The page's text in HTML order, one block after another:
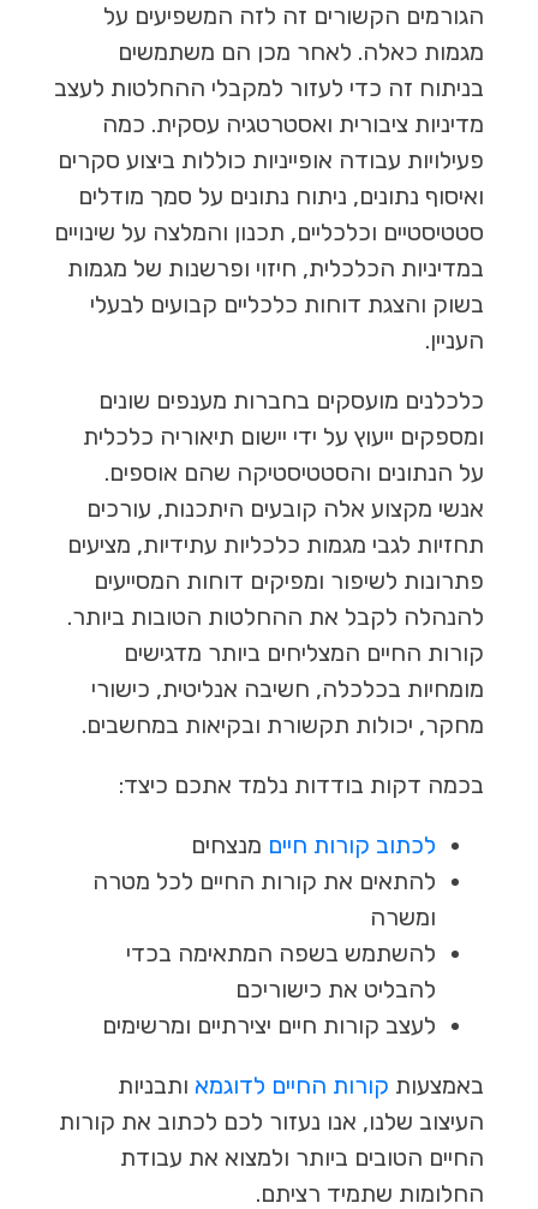
הגורמים הקשורים זה לזה המשפיעים על
מגמות כאלה. לאחר מכן הם משתמשים
בניתוח זה כדי לעזור למקבלי ההחלטות לעצב
מדיניות ציבורית ואסטרטגיה עסקית. כמה
פעילויות עבודה אופייניות כוללות ביצוע סקרים
ואיסוף נתונים, ניתוח נתונים על סמך מודלים
סטטיסטיים וכלכליים, תכנון והמלצה על שינויים
במדיניות הכלכלית, חיזוי ופרשנות של מגמות
בשוק והצגת דוחות כלכליים קבועים לבעלי
העניין.
כלכלנים מועסקים בחברות מענפים שונים
ומספקים ייעוץ על ידי יישום תיאוריה כלכלית
על הנתונים והסטטיסטיקה שהם אוספים.
אנשי מקצוע אלה קובעים היתכנות, עורכים
תחזיות לגבי מגמות כלכליות עתידיות, מציעים
פתרונות לשיפור ומפיקים דוחות המסייעים
להנהלה לקבל את ההחלטות הטובות ביותר.
קורות החיים המצליחים ביותר מדגישים
מומחיות בכלכלה, חשיבה אנליטית, כישורי
מחקר, יכולות תקשורת ובקיאות במחשבים.
בכמה דקות בודדות נלמד אתכם כיצד:
לכתוב קורות חיים מנצחים
להתאים את קורות החיים לכל מטרה
ומשרה
להשתמש בשפה המתאימה בכדי
להבליט את כישוריכם
לעצב קורות חיים יצירתיים ומרשימים
באמצעות קורות החיים לדוגמא ותבניות
העיצוב שלנו, אנו נעזור לכם לכתוב את קורות
החיים הטובים ביותר ולמצוא את עבודת
החלומות שתמיד רציתם.